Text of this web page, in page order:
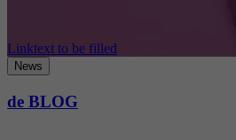
Linktext to be filled
News
de BLOG